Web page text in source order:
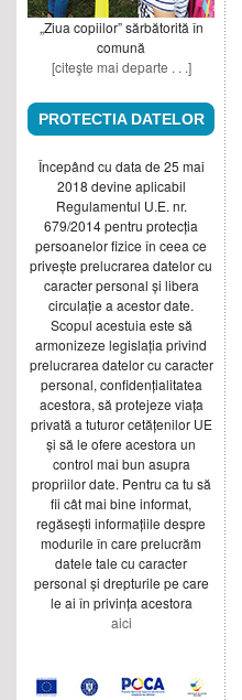
„Ziua copiilor” sărbătorită în
comună
[citeşte mai departe . . .]
PROTECTIA DATELOR
Începând cu data de 25 mai
2018 devine aplicabil
Regulamentul U.E. nr.
679/2014 pentru protecția
persoanelor fizice în ceea ce
privește prelucrarea datelor cu
caracter personal și libera
circulație a acestor date.
Scopul acestuia este să
armonizeze legislația privind
prelucrarea datelor cu caracter
personal, confidențialitatea
acestora, să protejeze viața
privată a tuturor cetățenilor UE
și să le ofere acestora un
control mai bun asupra
propriilor date. Pentru ca tu să
fii cât mai bine informat,
regăsești informațiile despre
modurile în care prelucrăm
datele tale cu caracter
personal și drepturile pe care
le ai în privința acestora
aici